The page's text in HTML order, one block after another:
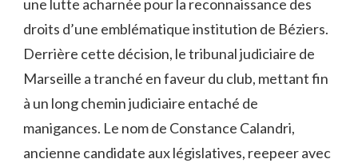
une lutte acharnée pour la reconnaissance des
droits d’une emblématique institution de Béziers.
Derrière cette décision, le tribunal judiciaire de
Marseille a tranché en faveur du club, mettant fin
à un long chemin judiciaire entaché de
manigances. Le nom de Constance Calandri,
ancienne candidate aux législatives, reepeer avec